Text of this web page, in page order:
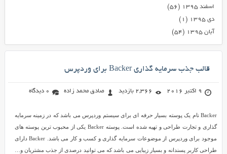
اسفند ۱۳۹۵
(۵۶)
دی ۱۳۹۵
(۱)
آبان ۱۳۹۵
(۵۴)
قالب جذب سرمایه گذاری Backer برای وردپرس
9 اکتبر 2016 2,366 بازدید صادق محمد زاده 0 دیدگاه
Backer نام یک پوسته بسیار حرفه ای برای سیستم وردپرس می باشد که در زمینه سرمایه
گذاری و تجارت طراحی و تهیه شده است. پوسته Backer یکی از محبوب ترین پوسته های
موجود برای وردپرس از موضوعات سرمایه گذاری و کسب و کار می باشد. Backer دارای
طراحی کاربر پسندانه و بسیار زیبایی می باشد که می توانید درصدی از جذب مشتریان و…